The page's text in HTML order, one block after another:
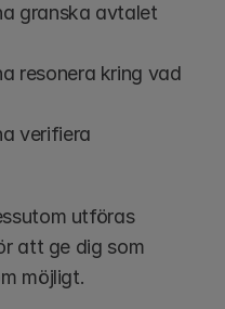
granska avtalet
resonera kring vad
verifiera
utföras
att ge dig som
möjligt.